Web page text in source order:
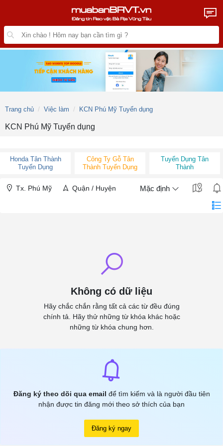
Trang chủ Việc làm KCN Phú Mỹ Tuyển dụng
KCN Phú Mỹ Tuyển dụng
Honda Tân Thành
Tuyển Dụng
Công Ty Gỗ Tân
Thành Tuyển Dụng
Tuyển Dụng Tân
Thành
Tx. Phú Mỹ Quận / Huyện Mặc định
Không có dữ liệu
Hãy chắc chắn rằng tất cả các từ đều đúng
chính tả. Hãy thử những từ khóa khác hoặc
những từ khóa chung hơn.
Đăng ký theo dõi qua email để tìm kiếm và là người đầu tiên
nhận được tin đăng mới theo sở thích của bạn
Đăng ký ngay